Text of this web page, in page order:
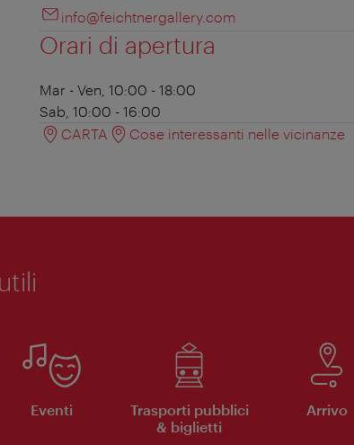
info@feichtnergallery.com
Orari di apertura
Mar - Ven, 10:00 - 18:00
Sab, 10:00 - 16:00
CARTA
Cose interessanti nelle vicinanze
Eventi
Trasporti pubblici
& biglietti
Arrivo